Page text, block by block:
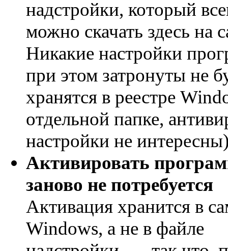
надстройки, который
можно скачать здесь на
Никакие настройки
при этом затронуты не
хранятся в реестре
отдельной папке,
настройки не
Активировать
заново не потребуется
Активация хранится в
Windows, а не в файле